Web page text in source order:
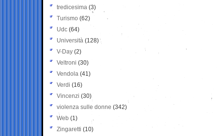
tredicesima (3)
Turismo (62)
Udc (64)
Università (128)
V-Day (2)
Veltroni (30)
Vendola (41)
Verdi (16)
Vincenzi (30)
violenza sulle donne (342)
Web (1)
Zingaretti (10)